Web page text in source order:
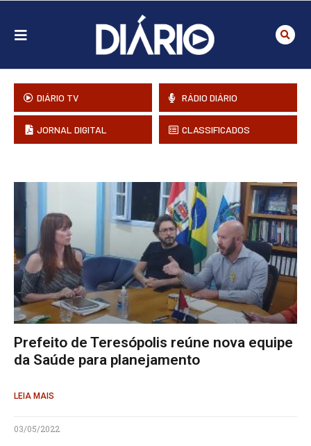
DIÁRIO TV RÁDIO DIÁRIO
JORNAL DIGITAL CLASSIFICADOS
Prefeito de Teresópolis reúne nova equipe
da Saúde para planejamento
LEIA MAIS
03/05/2022